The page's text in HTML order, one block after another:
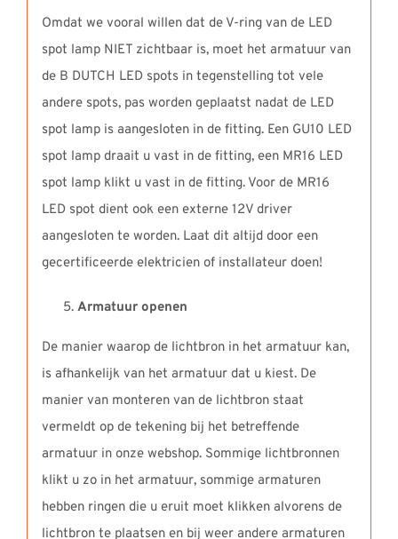
Omdat we vooral willen dat de V-ring van de LED
spot lamp NIET zichtbaar is, moet het armatuur van
de B DUTCH LED spots in tegenstelling tot vele
andere spots, pas worden geplaatst nadat de LED
spot lamp is aangesloten in de fitting. Een GU10 LED
spot lamp draait u vast in de fitting, een MR16 LED
spot lamp klikt u vast in de fitting. Voor de MR16
LED spot dient ook een externe 12V driver
aangesloten te worden. Laat dit altijd door een
gecertificeerde elektricien of installateur doen!
Armatuur openen
De manier waarop de lichtbron in het armatuur kan,
is afhankelijk van het armatuur dat u kiest. De
manier van monteren van de lichtbron staat
vermeldt op de tekening bij het betreffende
armatuur in onze webshop. Sommige lichtbronnen
klikt u zo in het armatuur, sommige armaturen
hebben ringen die u eruit moet klikken alvorens de
lichtbron te plaatsen en bij weer andere armaturen